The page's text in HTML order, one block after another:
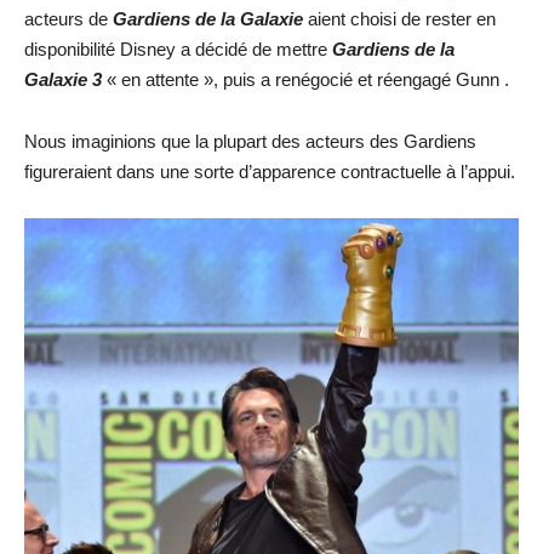
acteurs de Gardiens de la Galaxie aient choisi de rester en
disponibilité Disney a décidé de mettre Gardiens de la
Galaxie 3« en attente », puis a renégocié et réengagé Gunn .
Nous imaginions que la plupart des acteurs des Gardiens
figureraient dans une sorte d’apparence contractuelle à l’appui.